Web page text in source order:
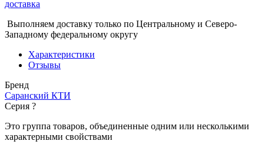
доставка
Выполняем доставку только по Центральному и Северо-
Западному федеральному округу
Характеристики
Отзывы
Бренд
Саранский КТИ
Серия ?
Это группа товаров, объединенные одним или несколькими
характерными свойствами